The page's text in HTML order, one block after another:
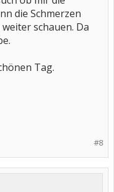
die Schmerzen
schauen. Da
Tag.
#8